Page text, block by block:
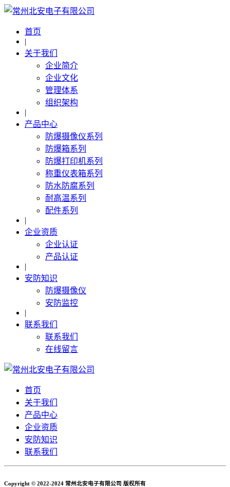
首页
|
关于我们
企业简介
企业文化
管理体系
组织架构
|
产品中心
防爆摄像仪系列
防爆箱系列
防爆打印机系列
称重仪表箱系列
防水防腐系列
耐高温系列
配件系列
|
企业资质
企业认证
产品认证
|
安防知识
防爆摄像仪
安防监控
|
联系我们
联系我们
在线留言
首页
关于我们
产品中心
企业资质
安防知识
联系我们
Copyright © 2022-2024 常州北安电子有限公司 版权所有